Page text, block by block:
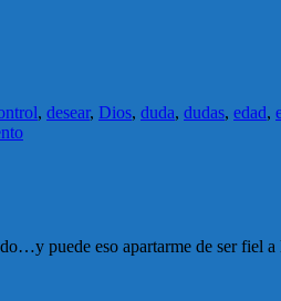
, desear, Dios, duda, dudas, edad,
puede eso apartarme de ser fiel a